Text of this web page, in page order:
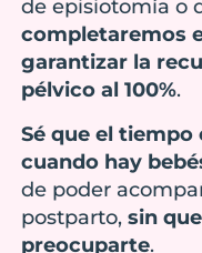
de episiotomía o
completaremos
garantizar la
pélvico al 100%.
Sé que el tiempo
cuando hay
de poder
postparto, sin
preocuparte.